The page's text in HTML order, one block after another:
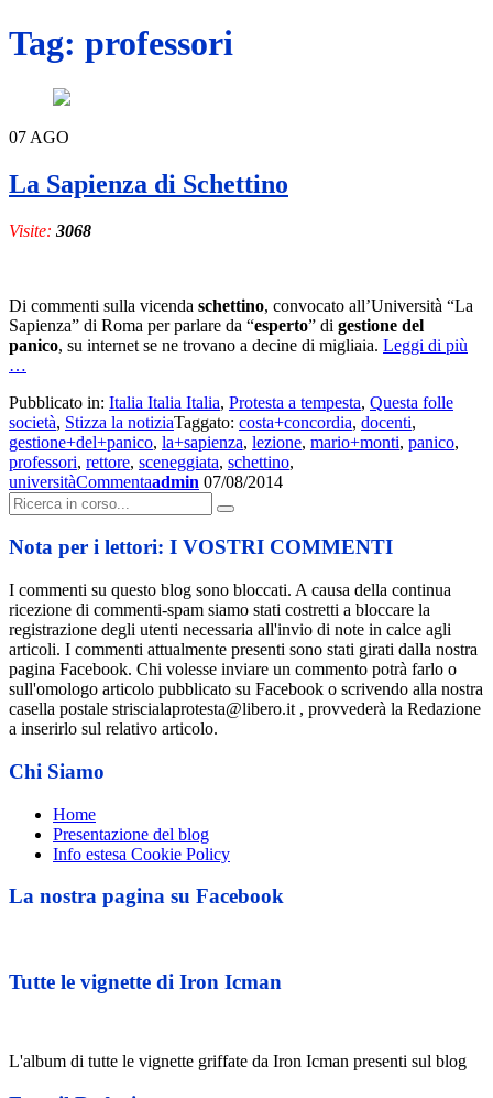
Tag: professori
07 AGO
La Sapienza di Schettino
Visite: 3068
Di commenti sulla vicenda schettino, convocato all’Università “La
Sapienza” di Roma per parlare da “esperto” di gestione del
panico, su internet se ne trovano a decine di migliaia. Leggi di più
…
Pubblicato in: Italia Italia Italia, Protesta a tempesta, Questa folle
società, Stizza la notiziaTaggato: costa+concordia, docenti,
gestione+del+panico, la+sapienza, lezione, mario+monti, panico,
professori, rettore, sceneggiata, schettino,
universitàCommentaadmin 07/08/2014
Cerca:
Nota per i lettori: I VOSTRI COMMENTI
I commenti su questo blog sono bloccati. A causa della continua
ricezione di commenti-spam siamo stati costretti a bloccare la
registrazione degli utenti necessaria all'invio di note in calce agli
articoli. I commenti attualmente presenti sono stati girati dalla nostra
pagina Facebook. Chi volesse inviare un commento potrà farlo o
sull'omologo articolo pubblicato su Facebook o scrivendo alla nostra
casella postale striscialaprotesta@libero.it , provvederà la Redazione
a inserirlo sul relativo articolo.
Chi Siamo
Home
Presentazione del blog
Info estesa Cookie Policy
La nostra pagina su Facebook
Tutte le vignette di Iron Icman
L'album di tutte le vignette griffate da Iron Icman presenti sul blog